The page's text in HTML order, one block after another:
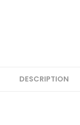
DESCRIPTION